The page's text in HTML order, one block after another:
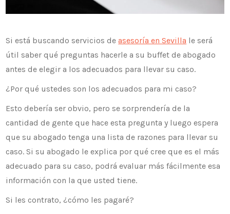
Si está buscando servicios deasesoría en Sevilla le será
útil saber qué preguntas hacerle a su buffet de abogado
antes de elegir a los adecuados para llevar su caso.
¿Por qué ustedes son los adecuados para mi caso?
Esto debería ser obvio, pero se sorprendería de la
cantidad de gente que hace esta pregunta y luego espera
que su abogado tenga una lista de razones para llevar su
caso. Si su abogado le explica por qué cree que es el más
adecuado para su caso, podrá evaluar más fácilmente esa
información con la que usted tiene.
Si les contrato, ¿cómo les pagaré?